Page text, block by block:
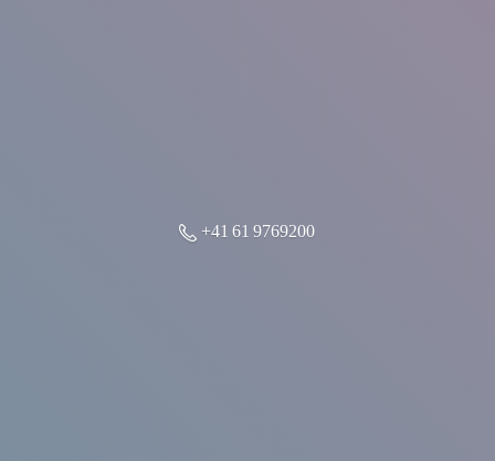
+41 61 9769200